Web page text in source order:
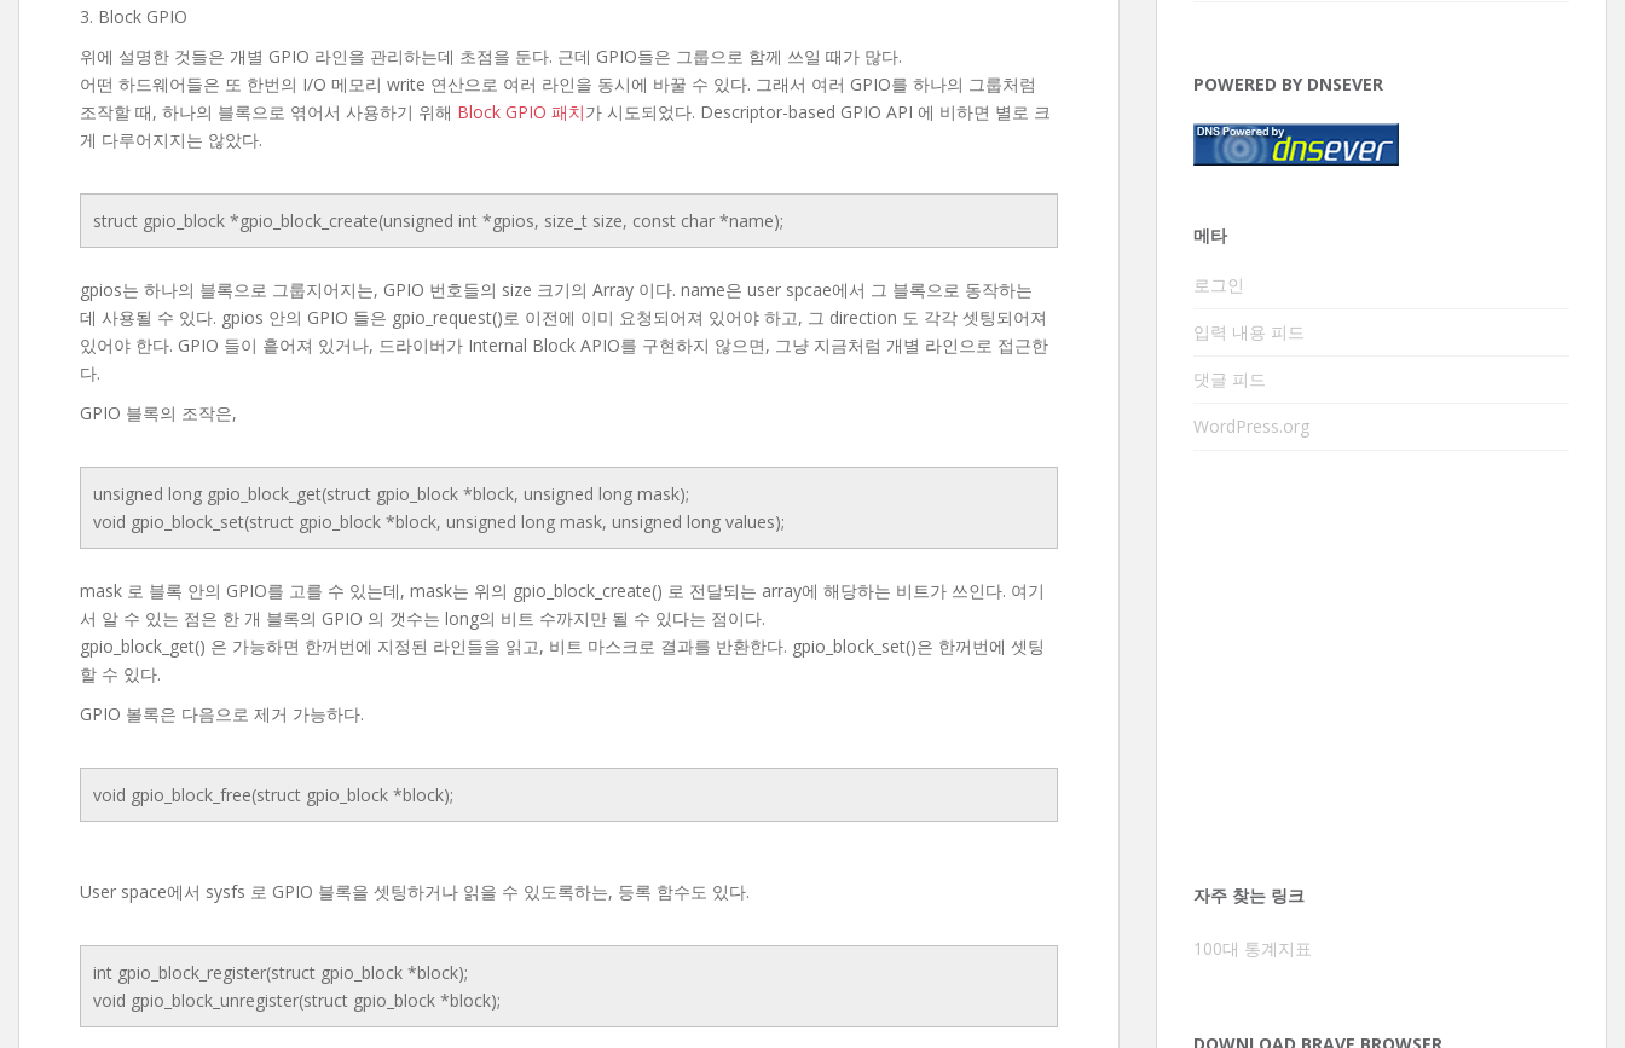
3. Block GPIO
위에 설명한 것들은 개별 GPIO 라인을 관리하는데 초점을 둔다. 근데 GPIO들은 그룹으로 함께 쓰일 때가 많다.
어떤 하드웨어들은 또 한번의 I/O 메모리 write 연산으로 여러 라인을 동시에 바꿀 수 있다. 그래서 여러 GPIO를 하나의 그룹처럼
조작할 때, 하나의 블록으로 엮어서 사용하기 위해 Block GPIO 패치가 시도되었다. Descriptor-based GPIO API 에 비하면 별로 크
게 다루어지지는 않았다.
struct gpio_block *gpio_block_create(unsigned int *gpios, size_t size, const char *name);
gpios는 하나의 블록으로 그룹지어지는, GPIO 번호들의 size 크기의 Array 이다. name은 user spcae에서 그 블록으로 동작하는
데 사용될 수 있다. gpios 안의 GPIO 들은 gpio_request()로 이전에 이미 요청되어져 있어야 하고, 그 direction 도 각각 셋팅되어져
있어야 한다. GPIO 들이 흩어져 있거나, 드라이버가 Internal Block APIO를 구현하지 않으면, 그냥 지금처럼 개별 라인으로 접근한
다.
GPIO 블록의 조작은,
unsigned long gpio_block_get(struct gpio_block *block, unsigned long mask);
void gpio_block_set(struct gpio_block *block, unsigned long mask, unsigned long values);
mask 로 블록 안의 GPIO를 고를 수 있는데, mask는 위의 gpio_block_create() 로 전달되는 array에 해당하는 비트가 쓰인다. 여기
서 알 수 있는 점은 한 개 블록의 GPIO 의 갯수는 long의 비트 수까지만 될 수 있다는 점이다.
gpio_block_get() 은 가능하면 한꺼번에 지정된 라인들을 읽고, 비트 마스크로 결과를 반환한다. gpio_block_set()은 한꺼번에 셋팅
할 수 있다.
GPIO 볼록은 다음으로 제거 가능하다.
void gpio_block_free(struct gpio_block *block);
User space에서 sysfs 로 GPIO 블록을 셋팅하거나 읽을 수 있도록하는, 등록 함수도 있다.
int gpio_block_register(struct gpio_block *block);
void gpio_block_unregister(struct gpio_block *block);
POWERED BY DNSEVER
메타
로그인
입력 내용 피드
댓글 피드
WordPress.org
자주 찾는 링크
100대 통계지표